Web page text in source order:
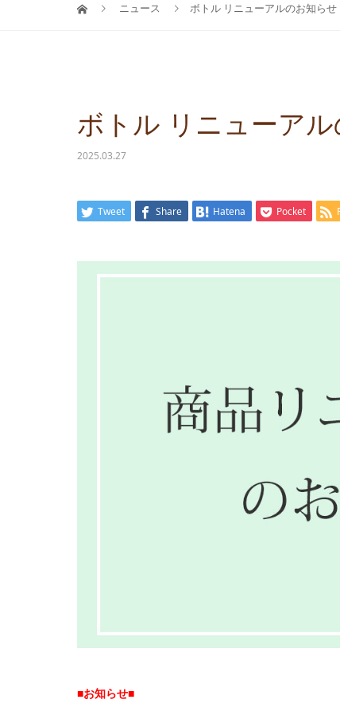
ニュース ボトル リニューアルのお知らせ
ボトル リニューア
2025.03.27
Tweet Share Hatena Pocket
■お知らせ■